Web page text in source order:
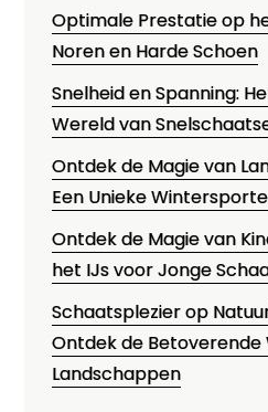
Optimale Prestatie op
Noren en Harde Schoen
Snelheid en Spanning:
Wereld van
Ontdek de Magie van
Een Unieke
Ontdek de Magie van
het IJs voor Jonge
Schaatsplezier op
Ontdek de Betoverende
Landschappen